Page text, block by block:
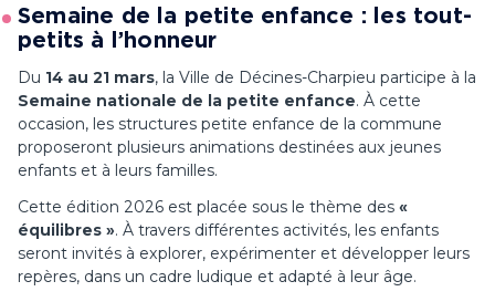
Semaine de la petite enfance : les tout-
petits à l’honneur
Du 14 au 21 mars, la Ville de Décines-Charpieu participe à la
Semaine nationale de la petite enfance. À cette
occasion, les structures petite enfance de la commune
proposeront plusieurs animations destinées aux jeunes
enfants et à leurs familles.
Cette édition 2026 est placée sous le thème des «
équilibres ». À travers différentes activités, les enfants
seront invités à explorer, expérimenter et développer leurs
repères, dans un cadre ludique et adapté à leur âge.